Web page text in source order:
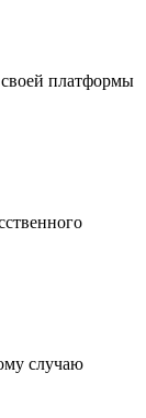
платформы
случаю